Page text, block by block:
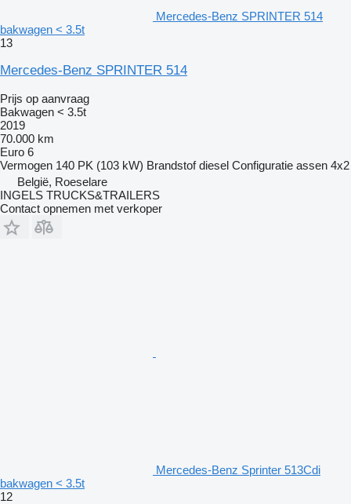
Mercedes-Benz SPRINTER 514
bakwagen < 3.5t
13
Mercedes-Benz SPRINTER 514
Prijs op aanvraag
Bakwagen < 3.5t
2019
70.000 km
Euro 6
Vermogen 140 PK (103 kW) Brandstof diesel Configuratie assen 4x2
België, Roeselare
INGELS TRUCKS&TRAILERS
Contact opnemen met verkoper
Mercedes-Benz Sprinter 513Cdi
bakwagen < 3.5t
12